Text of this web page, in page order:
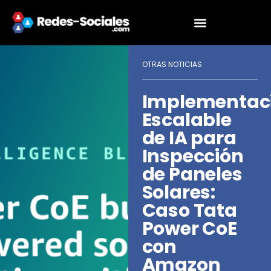
OTRAS NOTICIAS
Escalable
de IA para
Inspección
de Paneles
Solares:
Caso Tata
Power CoE
con
Amazon